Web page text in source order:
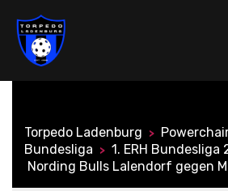
Torpedo Ladenburg >
Bundesliga
> 1. ERH Bundesliga
Nording Bulls Lalendorf gegen